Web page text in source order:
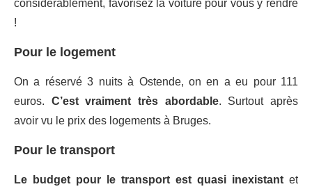
considérablement, favorisez la voiture pour vous y rendre
!
Pour le logement
On a réservé 3 nuits à Ostende, on en a eu pour 111
euros. C’est vraiment très abordable. Surtout après
avoir vu le prix des logements à Bruges.
Pour le transport
Le budget pour le transport est quasi inexistant et